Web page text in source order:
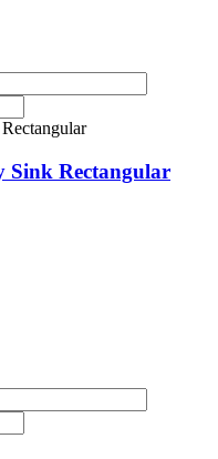
Sink Rectangular